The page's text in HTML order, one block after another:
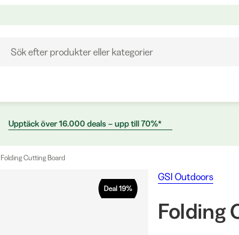
Sök efter produkter eller kategorier
Upptäck över 16.000 deals – upp till 70%*
Folding Cutting Board
Deal 19%
GSI Outdoors
Folding